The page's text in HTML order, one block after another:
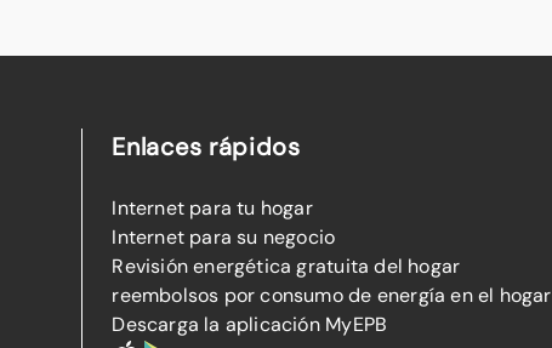
Enlaces rápidos
Internet para tu hogar
Internet para su negocio
Revisión energética gratuita del hogar
reembolsos por consumo de energía en el hogar
Descarga la aplicación MyEPB